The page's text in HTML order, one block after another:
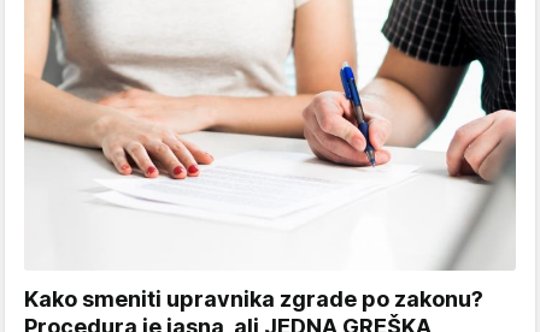
Kako smeniti upravnika zgrade po zakonu?
Procedura je jasna, ali JEDNA GREŠKA